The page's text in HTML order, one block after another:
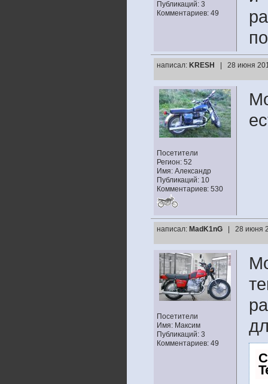
Публикаций: 3
Комментариев: 49
написал: KRESH | 28 июня
Посетители
Регион: 52
Имя: Александр
Публикаций: 10
Комментариев: 530
написал: MadK1nG | 28 июня
Посетители
Имя: Максим
Публикаций: 3
Комментариев: 49